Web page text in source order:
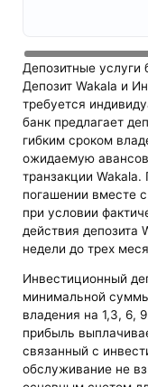
Депозитные услуги
Депозит Wakala и
требуется
банк предлагает
гибким сроком
ожидаемую
транзакции
погашении вместе
при условии
действия депозита
недели до трех
Инвестиционный
минимальной
владения на 1,3, 6,
прибыль
связанный с
обслуживание не